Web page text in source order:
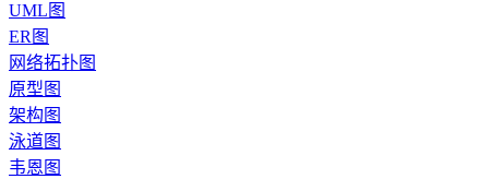
UML图
ER图
网络拓扑图
原型图
架构图
泳道图
韦恩图